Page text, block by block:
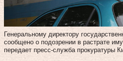
Генеральному директору
сообщено о подозрении в растрате
передает пресс-служба прокуратуры